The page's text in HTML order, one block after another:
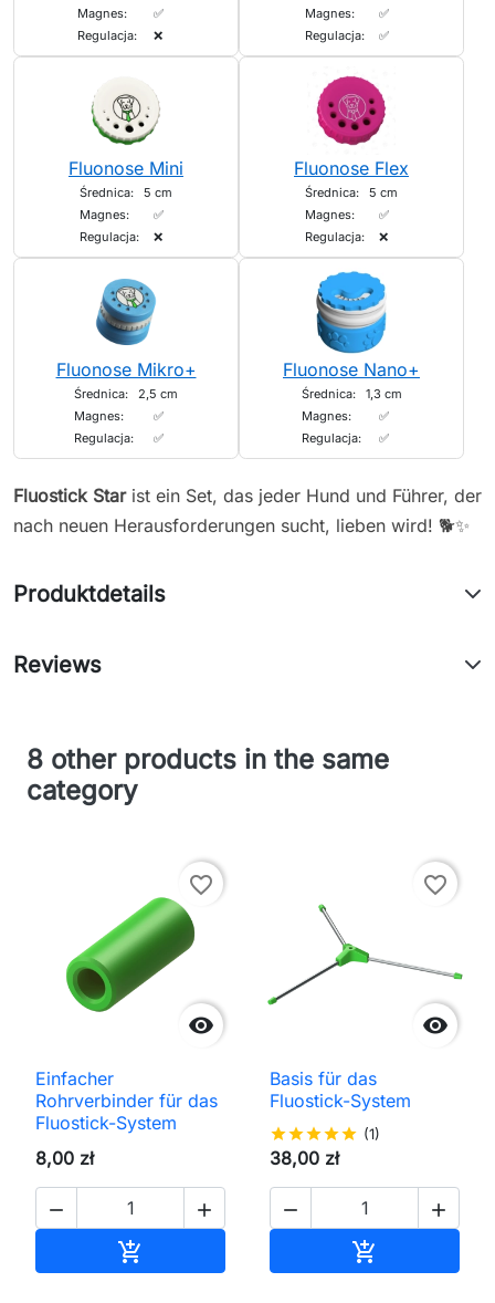
Magnes:
✅
Regulacja:
❌
Magnes:
✅
Regulacja:
✅
Fluonose Mini
Średnica:
5 cm
Magnes:
✅
Regulacja:
❌
Fluonose Flex
Średnica:
5 cm
Magnes:
✅
Regulacja:
❌
Fluonose Mikro+
Średnica:
2,5 cm
Magnes:
✅
Regulacja:
✅
Fluonose Nano+
Średnica:
1,3 cm
Magnes:
✅
Regulacja:
✅
Fluostick Starist ein Set, das jeder Hund und Führer, der
nach neuen Herausforderungen sucht, lieben wird! 🐕✨
Produktdetails
Reviews
8 other products in the same
category

favorite_border
Einfacher
Rohrverbinder für das
Fluostick-System
8,00 zł
 


favorite_border
Basis für das
Fluostick-System
starstarstarstarstar (1)
38,00 zł
 
